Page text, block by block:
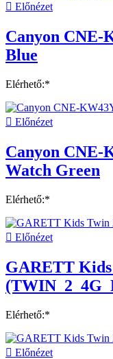
 Előnézet
Canyon CNE-
Blue
Elérhető:*
 Előnézet
Canyon CNE-
Watch Green
Elérhető:*
 Előnézet
GARETT
Elérhető:*
 Előnézet